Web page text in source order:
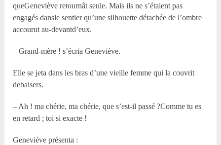
queGeneviève retournât seule. Mais ils ne s’étaient pas
engagés dansle sentier qu’une silhouette détachée de l’ombre
accourut au-devantd’eux.
– Grand-mère ! s’écria Geneviève.
Elle se jeta dans les bras d’une vieille femme qui la couvrit
debaisers.
– Ah ! ma chérie, ma chérie, que s’est-il passé ?Comme tu es
en retard ; toi si exacte !
Geneviève présenta :